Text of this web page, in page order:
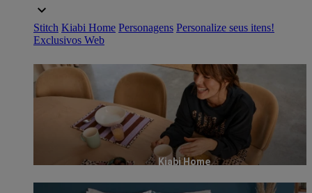
Stitch Kiabi Home Personagens Personalize seus itens!
Exclusivos Web
Kiabi Home